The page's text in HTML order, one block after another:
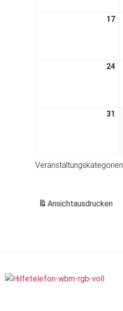
17
24
31
Veranstaltungskategorien
Ansichtausdrucken